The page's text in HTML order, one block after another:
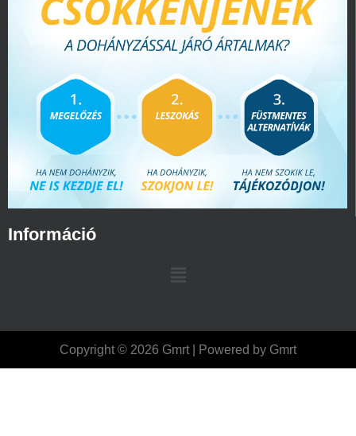
Információ
Copyright © 2026 Gmrt | Powered by Gmrt